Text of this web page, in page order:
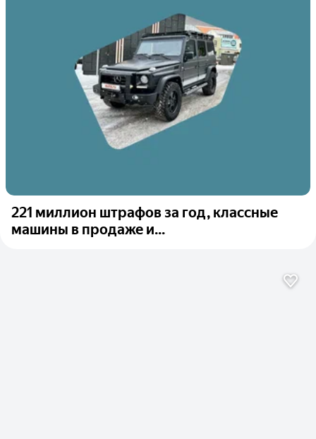
221 миллион штрафов за год, классные
машины в продаже и...